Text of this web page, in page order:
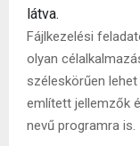
látva.
Fájlkezelési
olyan
széleskörűen
említett jellemzők
nevű programra is.